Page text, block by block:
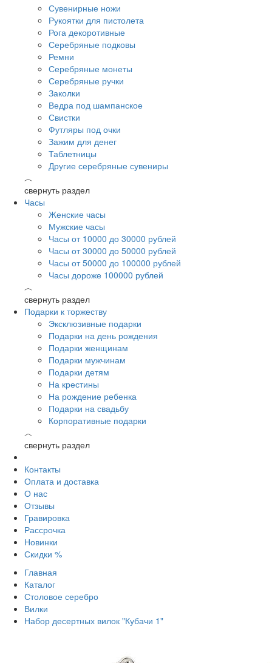
Сувенирные ножи
Рукоятки для пистолета
Рога декоротивные
Серебряные подковы
Ремни
Серебряные монеты
Серебряные ручки
Заколки
Ведра под шампанское
Свистки
Футляры под очки
Зажим для денег
Таблетницы
Другие серебряные сувениры
︿
свернуть раздел
Часы
Женские часы
Мужские часы
Часы от 10000 до 30000 рублей
Часы от 30000 до 50000 рублей
Часы от 50000 до 100000 рублей
Часы дороже 100000 рублей
︿
свернуть раздел
Подарки к торжеству
Эксклюзивные подарки
Подарки на день рождения
Подарки женщинам
Подарки мужчинам
Подарки детям
На крестины
На рождение ребенка
Подарки на свадьбу
Корпоративные подарки
︿
свернуть раздел
Контакты
Оплата и доставка
О нас
Отзывы
Гравировка
Рассрочка
Новинки
Скидки %
Главная
Каталог
Столовое серебро
Вилки
Набор десертных вилок "Кубачи 1"